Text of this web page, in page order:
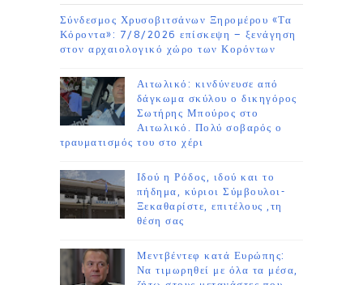
Σύνδεσμος Χρυσοβιτσάνων Ξηρομέρου «Τα
Κόροντα»: 7/8/2026 επίσκεψη – ξενάγηση
στον αρχαιολογικό χώρο των Κορόντων
Αιτωλικό: κινδύνευσε από
δάγκωμα σκύλου ο δικηγόρος
Σωτήρης Μπούρος στο
Αιτωλικό. Πολύ σοβαρός ο
τραυματισμός του στο χέρι
Ιδού η Ρόδος, ιδού και το
πήδημα, κύριοι Σύμβουλοι-
Ξεκαθαρίστε, επιτέλους ,τη
θέση σας
Μεντβέντεφ κατά Ευρώπης:
Να τιμωρηθεί με όλα τα μέσα,